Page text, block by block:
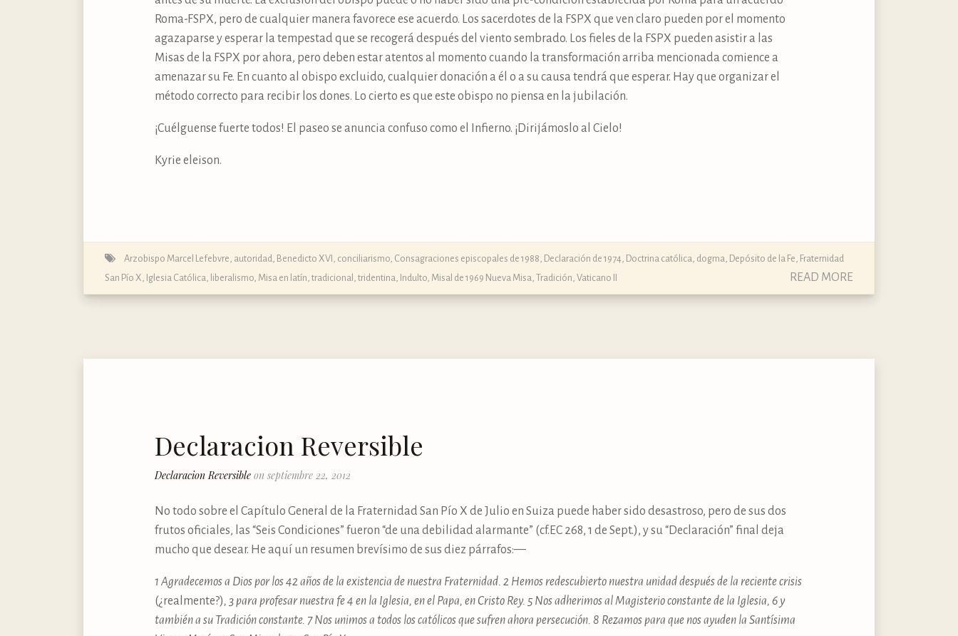
Roma-FSPX, pero de cualquier manera favorece ese acuerdo. Los sacerdotes de la FSPX que ven claro pueden por el momento
agazaparse y esperar la tempestad que se recogerá después del viento sembrado. Los fieles de la FSPX pueden asistir a las
Misas de la FSPX por ahora, pero deben estar atentos al momento cuando la transformación arriba mencionada comience a
amenazar su Fe. En cuanto al obispo excluido, cualquier donación a él o a su causa tendrá que esperar. Hay que organizar el
método correcto para recibir los dones. Lo cierto es que este obispo no piensa en la jubilación.
¡Cuélguense fuerte todos! El paseo se anuncia confuso como el Infierno. ¡Dirijámoslo al Cielo!
Kyrie eleison.
Arzobispo Marcel Lefebvre autoridad Benedicto XVI conciliarismo Consagraciones episcopales de 1988 Declaración de 1974 Doctrina católica, dogma, Depósito de la Fe Fraternidad
San Pío X Iglesia Católica liberalismo Misa en latín, tradicional, tridentina, Indulto Misal de 1969 Nueva Misa Tradición Vaticano II READ MORE
Declaracion Reversible
Declaracion Reversible on septiembre 22, 2012
No todo sobre el Capítulo General de la Fraternidad San Pío X de Julio en Suiza puede haber sido desastroso, pero de sus dos
frutos oficiales, las “Seis Condiciones” fueron “de una debilidad alarmante” (cf.EC 268, 1 de Sept.), y su “Declaración” final deja
mucho que desear. He aquí un resumen brevísimo de sus diez párrafos:—
1 Agradecemos a Dios por los 42 años de la existencia de nuestra Fraternidad. 2 Hemos redescubierto nuestra unidad después de la reciente crisis
(¿realmente?), 3 para profesar nuestra fe 4 en la Iglesia, en el Papa, en Cristo Rey. 5 Nos adherimos al Magisterio constante de la Iglesia, 6 y
también a su Tradición constante. 7 Nos unimos a todos los católicos que sufren ahora persecución. 8 Rezamos para que nos ayuden la Santísima